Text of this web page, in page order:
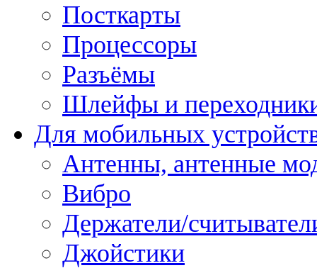
Посткарты
Процессоры
Разъёмы
Шлейфы и
Для мобильных
Антенны, антенные
Вибро
Держатели/
Джойстики